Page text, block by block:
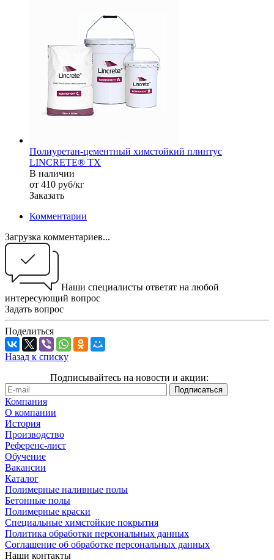
Полиуретан-цементный химстойкий плинтус
LINCRETE® TX
В наличии
от 410 руб/кг
Заказать
Комментарии
Загрузка комментариев...
Наши специалисты ответят на любой
интересующий вопрос
Задать вопрос
Поделиться
Назад к списку
Подписывайтесь на новости и акции:
Компания
О компании
История
Производство
Референс-лист
Обучение
Вакансии
Каталог
Полимерные наливные полы
Бетонные полы
Полимерные краски
Специальные химстойкие покрытия
Политика обработки персональных данных
Cоглашение об обработке персональных данных
Наши контакты